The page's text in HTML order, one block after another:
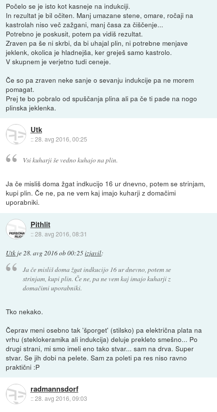
Počelo se je isto kot kasneje na indukciji.
In rezultat je bil očiten. Manj umazane stene, omare, ročaji na
kastrolah niso več zažgani, manj časa za čiščenje...
Potrebno je poskusit, potem pa vidiš rezultat.
Zraven pa še ni skrbi, da bi uhajal plin, ni potrebne menjave
jeklenk, okolica je hladnejša, ker greješ samo kastrolo.
V skupnem je verjetno tudi ceneje.
Če so pa zraven neke sanje o sevanju indukcije pa ne morem
pomagat.
Prej te bo pobralo od spuščanja plina ali pa če ti pade na nogo
plinska jeklenka.
Utk
::28. avg 2016, 00:25
Vsi kuharji še vedno kuhajo na plin.
Ja če misliš doma žgat indkucijo 16 ur dnevno, potem se strinjam,
kupi plin. Če ne, pa ne vem kaj imajo kuharji z domačimi
uporabniki.
Pithlit
::28. avg 2016, 08:31
Utk je28. avg 2016 ob 00:25izjavil:
Ja če misliš doma žgat indkucijo 16 ur dnevno, potem se
strinjam, kupi plin. Če ne, pa ne vem kaj imajo kuharji z
domačimi uporabniki.
Tko nekako.
Čeprav meni osebno tak 'šporget' (stilsko) pa električna plata na
vrhu (steklokeramika ali indukcija) deluje prekleto smešno... Po
drugi strani, mi smo imeli eno tako stvar... sam na drva. Super
stvar. Se jih dobi na pelete. Sam za poleti pa res niso ravno
praktični :P
radmannsdorf
::28. avg 2016, 09:03